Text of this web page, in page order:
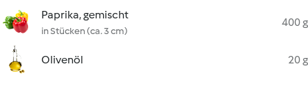
Paprika, gemischt
in Stücken (ca. 3 cm)
400 g
Olivenöl 20 g